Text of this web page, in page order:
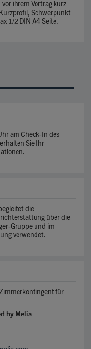
vor ihrem Vortrag kurz
Schwerpunkt
1/2 DIN A4 Seite.
am Check-In des
Sie Ihr
die
über die
Gruppe und im
verwendet.
für
by Melia